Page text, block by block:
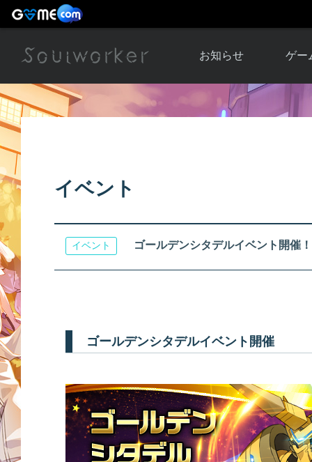
お知らせ
お知らせ一覧
ゲー
ソウ
アップ
イベント
イベント ゴールデンシタデルイベント開催！
ゴールデンシタデルイベント開催